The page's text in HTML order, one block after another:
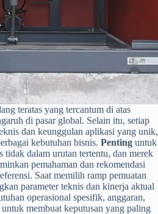
teratas yang tercantum di atas
di pasar global. Selain itu, setiap
dan keunggulan aplikasi yang unik,
kebutuhan bisnis. Penting untuk
tidak dalam urutan tertentu, dan merek
pemahaman dan rekomendasi
Saat memilih ramp pemuatan
parameter teknis dan kinerja aktual
operasional spesifik, anggaran,
membuat keputusan yang paling